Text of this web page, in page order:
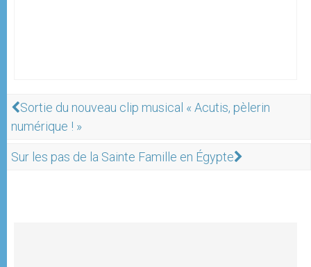
Sortie du nouveau clip musical « Acutis, pèlerin
numérique ! »
Sur les pas de la Sainte Famille en Égypte